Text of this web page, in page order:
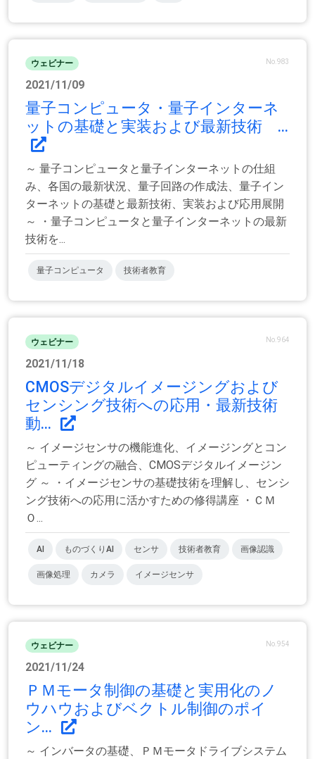
ウェビナー No.983
2021/11/09
量子コンピュータ・量子インターネ
ットの基礎と実装および最新技術 ...
～ 量子コンピュータと量子インターネットの仕組
み、各国の最新状況、量子回路の作成法、量子イン
ターネットの基礎と最新技術、実装および応用展開
～ ・量子コンピュータと量子インターネットの最新
技術を...
量子コンピュータ 技術者教育
ウェビナー No.964
2021/11/18
CMOSデジタルイメージングおよび
センシング技術への応用・最新技術
動...
～ イメージセンサの機能進化、イメージングとコン
ピューティングの融合、CMOSデジタルイメージン
グ ～ ・イメージセンサの基礎技術を理解し、センシ
ング技術への応用に活かすための修得講座 ・ＣＭ
Ｏ...
AI ものづくりAI センサ 技術者教育 画像認識
画像処理 カメラ イメージセンサ
ウェビナー No.954
2021/11/24
ＰＭモータ制御の基礎と実用化のノ
ウハウおよびベクトル制御のポイ
ン...
～ インバータの基礎、ＰＭモータドライブシステム